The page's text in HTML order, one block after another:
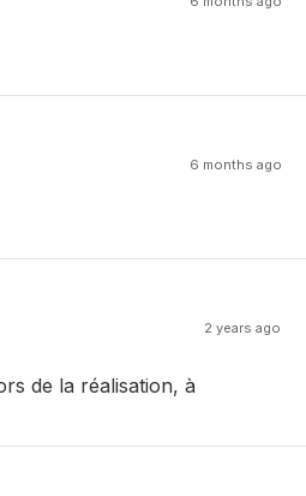
6 months ago
2 years ago
de la réalisation, à